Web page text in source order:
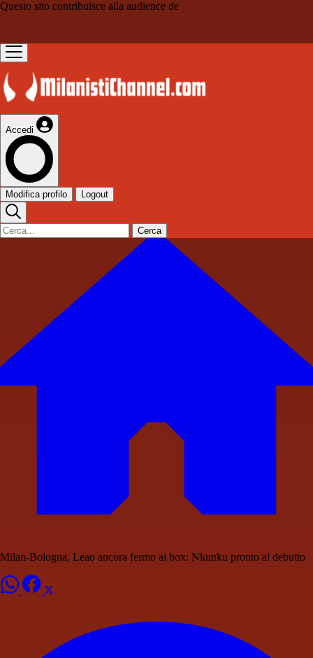
Questo sito contribuisce alla audience de
Accedi
Modifica profilo Logout
Cerca
Milan-Bologna, Leao ancora fermo ai box: Nkunku pronto al debutto